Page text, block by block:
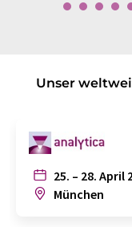
Unser
25. – 28. April
München